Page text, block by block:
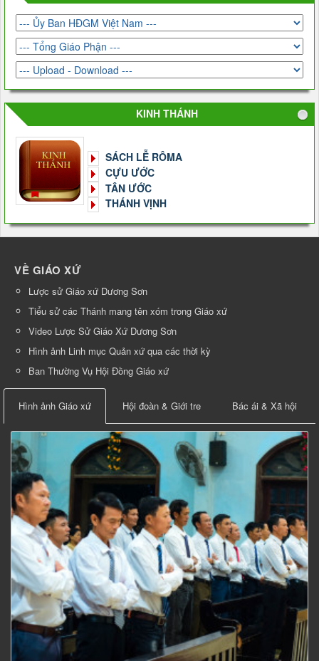
KINH THÁNH
SÁCH LỄ RÔMA
CỰU ƯỚC
TÂN ƯỚC
THÁNH VỊNH
VỀ GIÁO XỨ
Lược sử Giáo xứ Dương Sơn
Tiểu sử các Thánh mang tên xóm trong Giáo xứ
Video Lược Sử Giáo Xứ Dương Sơn
Hình ảnh Linh mục Quản xứ qua các thời kỳ
Ban Thường Vụ Hội Đồng Giáo xứ
Hình ảnh Giáo xứ Hội đoàn & Giới tre Bác ái & Xã hội